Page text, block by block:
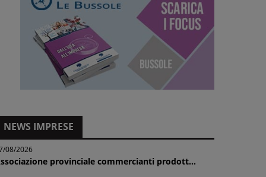
NEWS IMPRESE
08/2026
provinciale commercianti prodott...